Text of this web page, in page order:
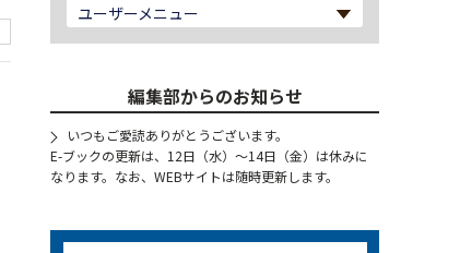
ユーザーメニュー
編集部からのお知らせ
いつもご愛読ありがとうございます。
E-ブックの更新は、12日（水）～14日（金）は休みに
なります。なお、WEBサイトは随時更新します。